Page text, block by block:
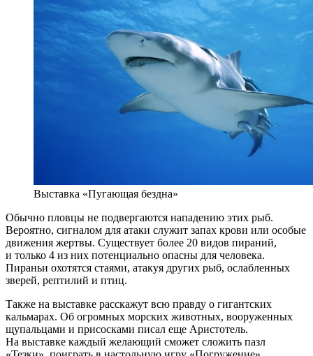
Выставка «Пугающая бездна»
Обычно пловцы не подвергаются нападению этих рыб.
Вероятно, сигналом для атаки служит запах крови или особые
движения жертвы. Существует более 20 видов пираний,
и только 4 из них потенциально опасны для человека.
Пираньи охотятся стаями, атакуя других рыб, ослабленных
зверей, рептилий и птиц.
Также на выставке расскажут всю правду о гигантских
кальмарах. Об огромных морских животных, вооруженных
щупальцами и присосками писал еще Аристотель.
На выставке каждый желающий сможет сложить пазл